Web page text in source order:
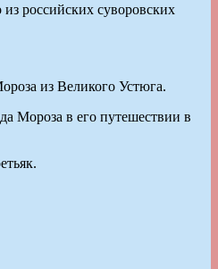
российских суворовских
из Великого Устюга.
Мороза в его путешествии в